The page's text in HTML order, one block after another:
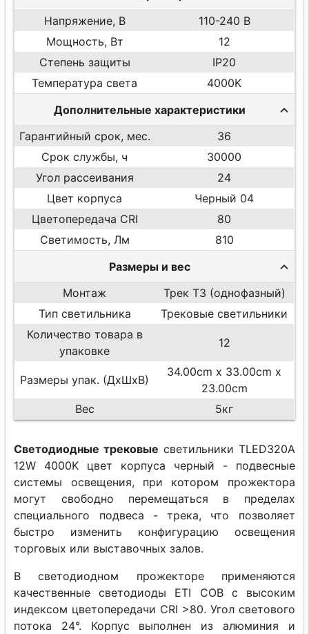
Напряжение, В
110-240 В
Мощность, Вт
12
Степень защиты
IP20
Температура света
4000K
Дополнительные характеристики
Гарантийный срок, мес.
36
Срок службы, ч
30000
Угол рассеивания
24
Цвет корпуса
Черный 04
Цветопередача CRI
80
Светимость, Лм
810
Размеры и вес
Монтаж
Трек T3 (однофазный)
Тип светильника
Трековые светильники
Количество товара в
упаковке
12
Размеры упак. (ДхШхВ)
34.00cm x 33.00cm x
23.00cm
Вес
5кг
Светодиодные трековые светильники TLED320A
12W 4000K цвет корпуса черный - подвесные
системы освещения, при котором прожектора
могут свободно перемещаться в пределах
специального подвеса - трека, что позволяет
быстро изменить конфигурацию освещения
торговых или выставочных залов.
В светодиодном прожекторе применяются
качественные светодиоды ETI COB с высоким
индексом цветопередачи CRI >80. Угол светового
потока 24°. Корпус выполнен из алюминия и